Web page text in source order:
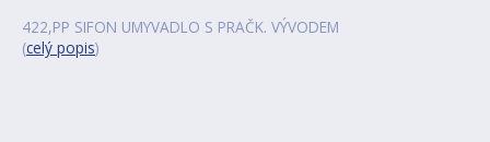
422,PP SIFON UMYVADLO S PRAČK. VÝVODEM
(celý popis)